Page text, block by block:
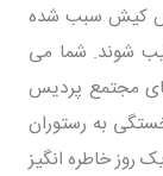
کیش سبب شده
شوند. شما می
مجتمع پردیس
به رستوران
روز خاطره انگیز